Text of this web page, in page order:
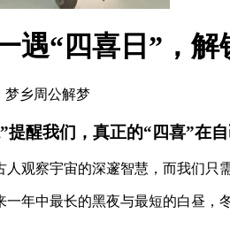
遇“四喜日”，
梦乡周公解梦
提醒我们，真正的“四喜”在
观察宇宙的深邃智慧，而我们只
一年中最长的黑夜与最短的白昼